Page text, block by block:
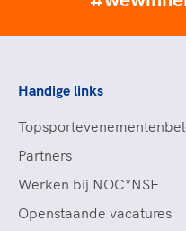
Handige links
Partners
Werken bij NOC*NSF
Openstaande vacatures